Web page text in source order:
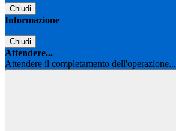
Chiudi
Informazione
Chiudi
Attendere...
Attendere il completamento dell'operazione...